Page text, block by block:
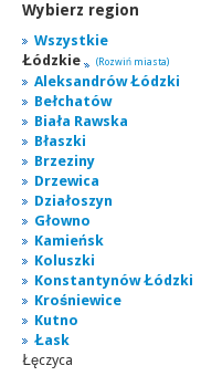
Wybierz region
Wszystkie
Łódzkie
(Rozwiń miasta)
Aleksandrów Łódzki
Bełchatów
Biała Rawska
Błaszki
Brzeziny
Drzewica
Działoszyn
Głowno
Kamieńsk
Koluszki
Konstantynów Łódzki
Krośniewice
Kutno
Łask
Łęczyca